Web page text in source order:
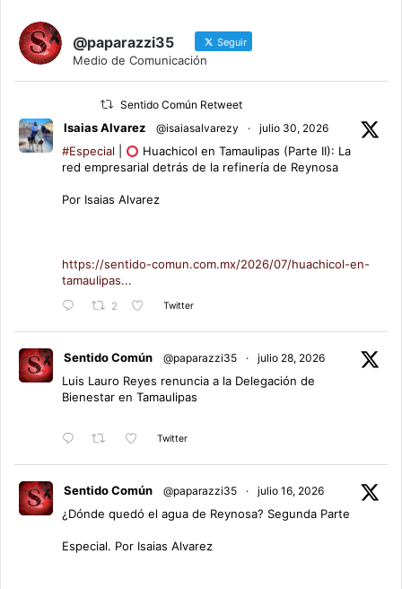
@paparazzi35 Seguir
Medio de Comunicación
Sentido Común Retweet
Isaias Alvarez @isaiasalvarezy · julio 30, 2026
#Especial
Huachicol en Tamaulipas (Parte II): La
red empresarial detrás de la refinería de Reynosa
Por Isaias Alvarez
https://sentido-comun.com.mx/2026/07/huachicol-en-
tamaulipas...
2 Twitter
Sentido Común @paparazzi35 · julio 28, 2026
Luis Lauro Reyes renuncia a la Delegación de
Bienestar en Tamaulipas
Twitter
Sentido Común @paparazzi35 · julio 16, 2026
¿Dónde quedó el agua de Reynosa? Segunda Parte
Especial. Por Isaias Alvarez